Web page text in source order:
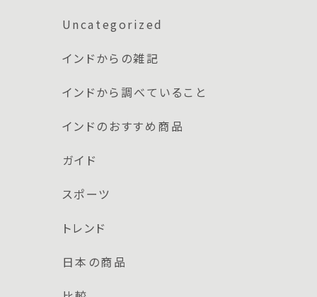
Uncategorized
インドからの雑記
インドから調べていること
インドのおすすめ商品
ガイド
スポーツ
トレンド
日本の商品